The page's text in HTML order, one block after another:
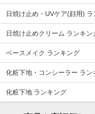
日焼け止め・UVケア(顔用) ラ
日焼け止めクリーム ランキン
ベースメイク ランキング
化粧下地・コンシーラー ラン
化粧下地 ランキング